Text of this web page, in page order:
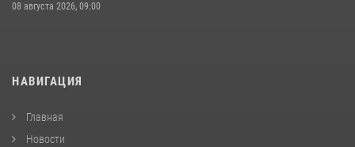
08 августа 2026, 09:00
НАВИГАЦИЯ
Главная
Новости